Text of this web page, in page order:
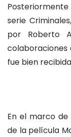
serie
por Roberto
colaboraciones
fue bien
En el marco
de la película